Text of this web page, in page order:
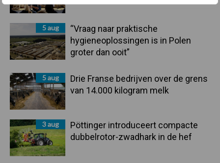
5 aug
“Vraag naar praktische
hygieneoplossingen is in Polen
groter dan ooit”
5 aug
Drie Franse bedrijven over de grens
van 14.000 kilogram melk
3 aug
Pöttinger introduceert compacte
dubbelrotor-zwadhark in de hef